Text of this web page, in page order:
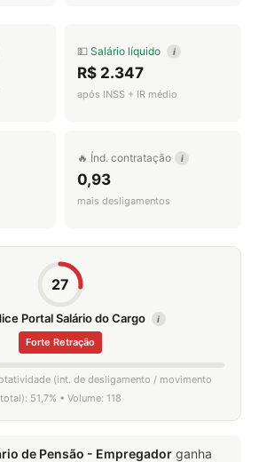
💵 Salário líquido i
R$ 2.347
após INSS + IR médio
🔥 Índ. contratação i
0,93
mais desligamentos
27
Portal Salário do Cargo i
Forte Retração
(int. de desligamento / movimento
total): 51,7% • Volume: 118
de Pensão - Empregador ganha